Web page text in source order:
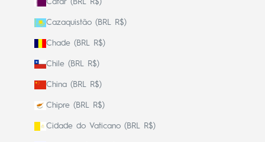
Catar (BRL R$)
Cazaquistão (BRL R$)
Chade (BRL R$)
Chile (BRL R$)
China (BRL R$)
Chipre (BRL R$)
Cidade do Vaticano (BRL R$)